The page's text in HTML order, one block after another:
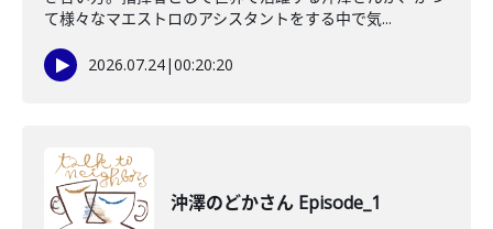
て様々なマエストロのアシスタントをする中で気...
2026.07.24|00:20:20
沖澤のどかさん Episode_1